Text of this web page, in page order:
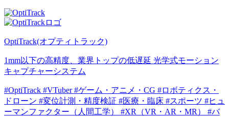
OptiTrack(オプティトラック)
1mm以下の高精度、業界トップの低遅延 光学式モーション
キャプチャーシステム
#OptiTrack #VTuber #ゲーム・アニメ・CG #ロボティクス・
ドローン #変位計測・精度検証 #医療・臨床 #スポーツ #ヒュ
ーマンファクター（人間工学）
#XR（VR・AR・MR）
#バ